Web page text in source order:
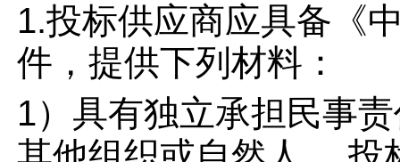
1.投标供应商应具备《
件，提供下列材料：
1）具有独立承担民事